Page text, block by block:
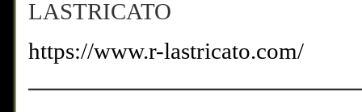
LASTRICATO
https://www.r-lastricato.com/